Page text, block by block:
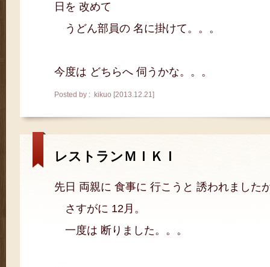
日を 改めて
うどん部員の 名に掛けて。。。
今度は どちらへ 伺うかな。。。
Posted by : kikuo [2013.12.21]
レストランＭＩＫＩ
先日 両親に 食事に 行こうと 誘われました
さすがに 12月。
一度は 断りました。。。